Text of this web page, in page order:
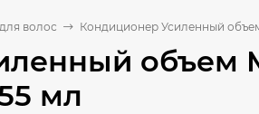
волос Кондиционер Усиленный
объем
мл